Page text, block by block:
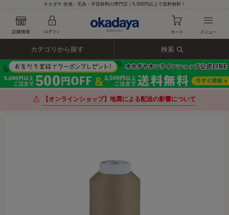
オカダヤ 生地・毛糸・手芸材料の専門店｜5,500円以上で送料無料！
カテゴリから探す 検索
【オンラインショップ】地震による配送の影響について